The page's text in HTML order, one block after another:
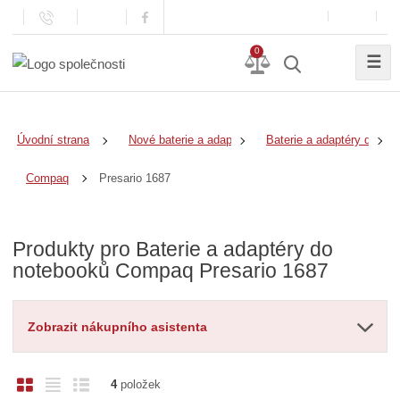
0
☰
Úvodní strana Nové baterie a adaptéry Baterie a adaptéry do
Compaq Presario 1687
Produkty pro Baterie a adaptéry do
notebooků Compaq Presario 1687
Zobrazit nákupního asistenta
O
Ř
4položek